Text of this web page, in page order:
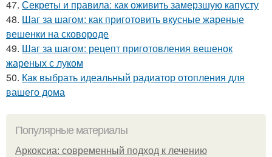
47. Секреты и правила: как оживить замерзшую капусту
48. Шаг за шагом: как приготовить вкусные жареные
вешенки на сковороде
49. Шаг за шагом: рецепт приготовления вешенок
жареных с луком
50. Как выбрать идеальный радиатор отопления для
вашего дома
Популярные материалы
Аркоксиа: современный подход к лечению